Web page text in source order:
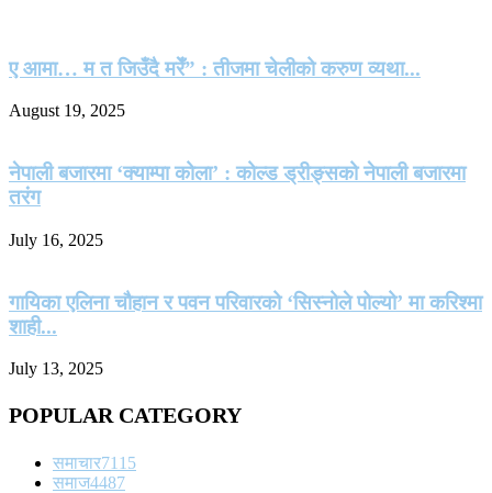
ए आमा… म त जिउँदै मरेँ” : तीजमा चेलीको करुण व्यथा...
August 19, 2025
नेपाली बजारमा ‘क्याम्पा कोला’ : कोल्ड ड्रीङ्सको नेपाली बजारमा
तरंग
July 16, 2025
गायिका एलिना चौहान र पवन परिवारको ‘सिस्नोले पोल्यो’ मा करिश्मा
शाही...
July 13, 2025
POPULAR CATEGORY
समाचार7115
समाज4487